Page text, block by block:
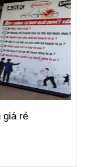
giá rẻ